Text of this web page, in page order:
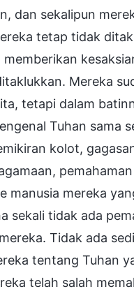
dan sekalipun
tetap tidak
Mereka
tetapi dalam
Tuhan sama
kolot,
manusia mereka
sekali tidak ada
Tidak ada
tentang Tuhan
telah salah